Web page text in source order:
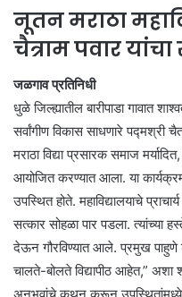
नूतन मराठा
चैत्राम पवार
जळगाव प्रतिनिधी
धुळे जिल्ह्यातील बारीपाडा गावात
सर्वांगीण विकास साधणारे पद्मश्री
मराठा विद्या प्रसारक समाज
आयोजित करण्यात आला. या
उपस्थित होते. महाविद्यालयाचे
सत्कार सोहळा पार पडला. त्यांच्या
देऊन गौरविण्यात आले. प्रमुख पाहुणे
चालते-बोलते विद्यापीठ आहेत,” अशा